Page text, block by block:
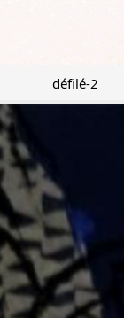
défilé-2